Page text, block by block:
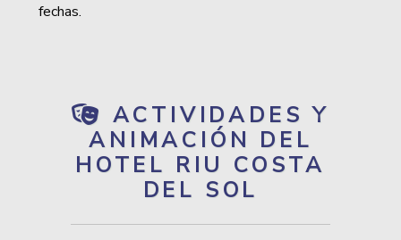
fechas.
ACTIVIDADES Y
ANIMACIÓN DEL
HOTEL RIU COSTA
DEL SOL